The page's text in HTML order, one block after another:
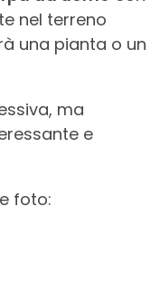
nel terreno
una pianta o un
ma
e
foto: